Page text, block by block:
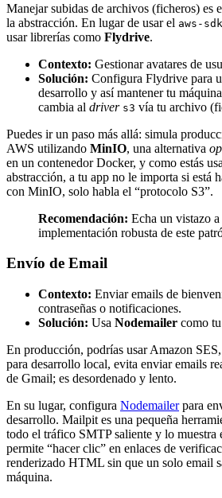
Manejar subidas de archivos (ficheros) es
la abstracción. En lugar de usar el aws-sdk
usar librerías como Flydrive.
Contexto: Gestionar avatares de
Solución: Configura Flydrive para
desarrollo y así mantener tu
cambia al driver s3 vía tu archivo
Puedes ir un paso más allá: simula
AWS utilizando MinIO, una alternativa
en un contenedor Docker, y como estás
abstracción, a tu app no le importa si está
con MinIO, solo habla el “protocolo S3”.
Recomendación: Echa un vistazo a
implementación robusta de este
Envío de Email
Contexto: Enviar emails de
contraseñas o notificaciones.
Solución: Usa Nodemailer como
En producción, podrías usar Amazon
para desarrollo local, evita enviar emails
de Gmail; es desordenado y lento.
En su lugar, configura Nodemailerpara
desarrollo. Mailpit es una pequeña
todo el tráfico SMTP saliente y lo muestra
permite “hacer clic” en enlaces de
renderizado HTML sin que un solo email
máquina.